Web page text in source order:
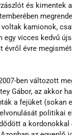
és kimentek
voltak kamionok,
egy vicces kedvű
évről évre
ben változott
Gábor, az akkor
a fejüket (sokan
politikai
a